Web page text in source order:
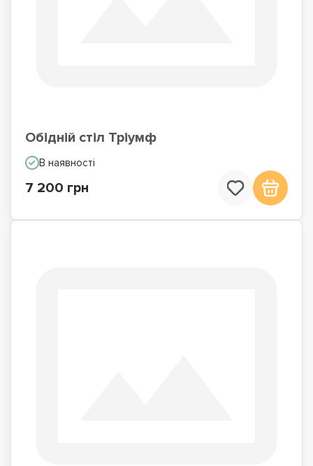
Обідній стіл Тріумф
В наявності
7 200 грн